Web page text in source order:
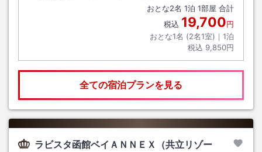
おとな2名 1泊 1部屋 合計
税込 19,700円
おとな1名 (2名1室)｜ 1泊
税込 9,850円
全ての宿泊プランを見る
ラビスタ函館ベイＡＮＮＥＸ（共立リゾー